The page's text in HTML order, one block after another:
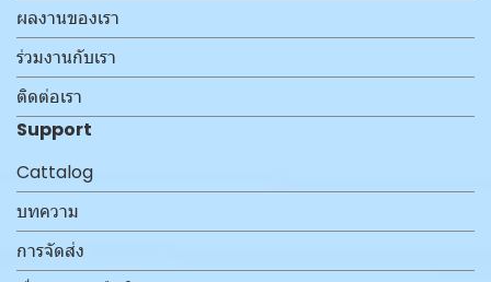
ผลงานของเรา
ร่วมงานกับเรา
ติดต่อเรา
Support
Cattalog
บทความ
การจัดส่ง